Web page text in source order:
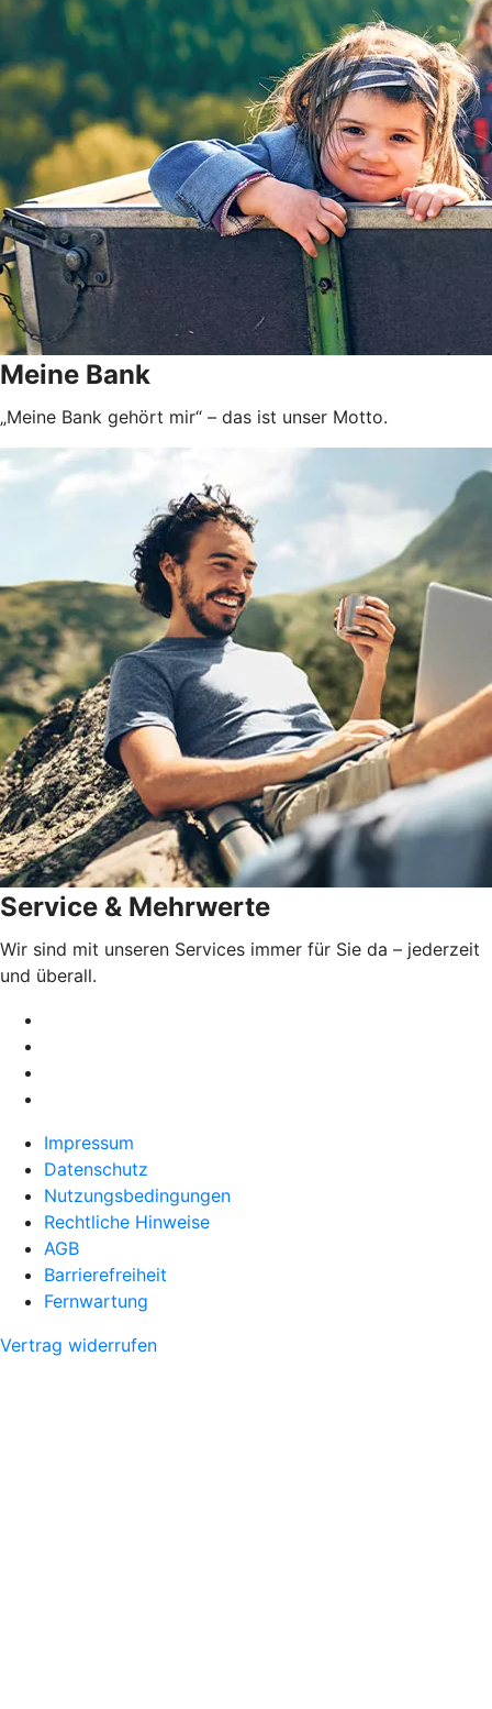
Meine Bank
„Meine Bank gehört mir“ – das ist unser Motto.
Service & Mehrwerte
Wir sind mit unseren Services immer für Sie da – jederzeit
und überall.
Impressum
Datenschutz
Nutzungsbedingungen
Rechtliche Hinweise
AGB
Barrierefreiheit
Fernwartung
Vertrag widerrufen